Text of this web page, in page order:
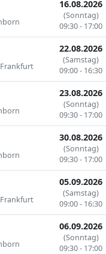
16.08.2026
(Sonntag)
09:30 - 17:00
22.08.2026
(Samstag)
09:00 - 16:30
23.08.2026
(Sonntag)
09:30 - 17:00
30.08.2026
(Sonntag)
09:30 - 17:00
05.09.2026
(Samstag)
09:00 - 16:30
06.09.2026
(Sonntag)
09:30 - 17:00